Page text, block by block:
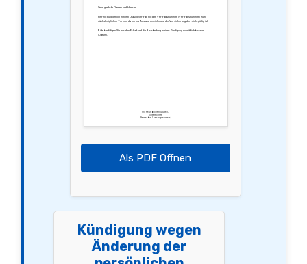
Sehr geehrte Damen und Herren,
hiermit kündige ich meinen Leasingvertrag mit der Vertragsnummer [Vertragsnummer] zum
nächstmöglichen Termin, da ich ins Ausland umziehe und die Versicherung dort nicht gültig ist.
Bitte bestätigen Sie mir den Erhalt und die Bearbeitung meiner Kündigung schriftlich bis zum
[Datum].
Mit freundlichen Grüßen,
[Unterschrift]
[Name des Leasingnehmers]
Als PDF Öffnen
Kündigung wegen
Änderung der